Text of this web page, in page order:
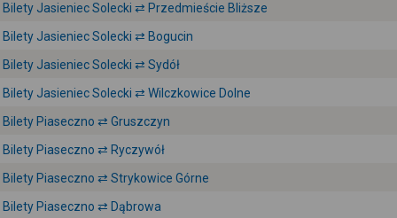
Bilety Jasieniec Solecki ⇄ Przedmieście Bliższe
Bilety Jasieniec Solecki ⇄ Bogucin
Bilety Jasieniec Solecki ⇄ Sydół
Bilety Jasieniec Solecki ⇄ Wilczkowice Dolne
Bilety Piaseczno ⇄ Gruszczyn
Bilety Piaseczno ⇄ Ryczywół
Bilety Piaseczno ⇄ Strykowice Górne
Bilety Piaseczno ⇄ Dąbrowa